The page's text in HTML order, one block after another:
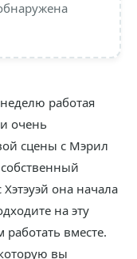
работая
очень
сцены с Мэрил
она начала
на эту
вместе.
вы